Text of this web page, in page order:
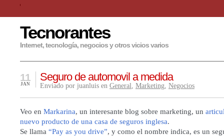
Tecnorantes
Internet, tecnología, negocios y otros vicios varios
Seguro de automovil a medida
11
JAN Enviado por juanluis en General, Marketing, Negocios
Veo en Markarina, un interesante blog sobre marketing, un
nuevo producto de una casa de seguros inglesa.
Se llama “Pay as you drive”, y como el nombre indica, es un